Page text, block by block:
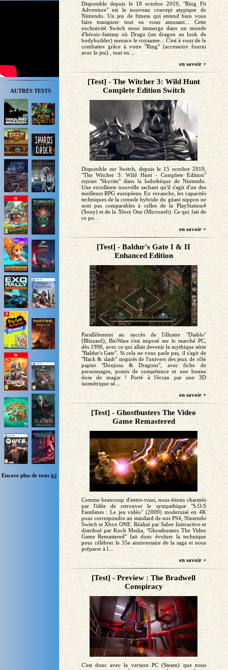
AUTRES TESTS
Encore plus de testsici
Disponible depuis le 18 octobre 2019, "Ring Fit
Adventure" est le nouveau concept atypique de
Nintendo. Un jeu de fitness qui entend bien vous
faire transpirer tout en vous amusant... Cette
exclusivité Switch nous immerge dans un monde
d'héroic-fantasy où Drago (un dragon au look de
bodybuilder) menace le royaume... C'est à vous de le
combattre grâce à votre "Ring" (accessoire fourni
avec le jeu) , tout en ...
en savoir +
[Test] - The Witcher 3: Wild Hunt
Complete Edition Switch
Disponible sur Switch, depuis le 15 octobre 2019,
"The Witcher 3: Wild Hunt - Complete Edition"
rejoint "Skyrim" dans la ludothèque de Nintendo.
Une excellente nouvelle sachant qu'il s'agit d'un des
meilleurs RPG européens. En revanche, les capacités
techniques de la console hybride du géant nippon ne
sont pas comparables à celles de la PlayStation4
(Sony) et de la Xbox One (Microsoft). Ce qui fait de
ce po...
en savoir +
[Test] - Baldur's Gate I & II
Enhanced Edition
Parallèlement au succès de l'illustre "Diablo"
(Blizzard), BioWare s'est imposé sur le marché PC,
dès 1998, avec ce qui allait devenir la mythique série
"Baldur's Gate". Si cela ne vous parle pas, il s'agit de
"Hack & slash" inspirés de l'univers des jeux de rôle
papier "Donjons & Dragons", avec fiche de
personnages, points de compétence et une bonne
dose de magie ! Porté à l'écran par une 3D
isométrique sé...
en savoir +
[Test] - Ghostbusters The Video
Game Remastered
Comme beaucoup d'entre-vous, nous étions charmés
par l'idée de retrouver le sympathique "S.O.S
Fantômes : Le jeu vidéo" (2009) modernisé en 4K
pour correspondre au standard de nos PS4, Nintendo
Switch et Xbox ONE. Réalisé par Saber Interactive et
distribué par Koch Media, "Ghostbusters The Video
Game Remastered" fait donc évoluer la technique
pour célèbrer le 35e anniversaire de la saga et nous
préparer à l...
en savoir +
[Test] - Preview : The Bradwell
Conspiracy
C'est donc avec la version PC (Steam) que nous